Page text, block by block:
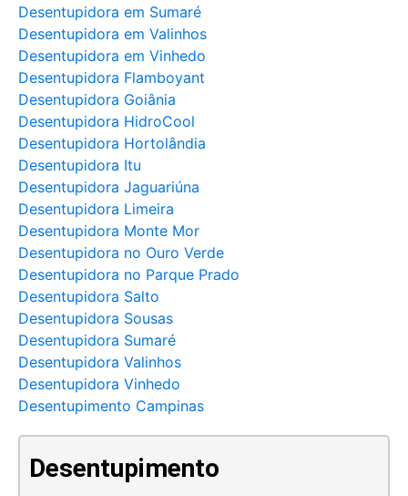
Desentupidora em Sumaré
Desentupidora em Valinhos
Desentupidora em Vinhedo
Desentupidora Flamboyant
Desentupidora Goiânia
Desentupidora HidroCool
Desentupidora Hortolândia
Desentupidora Itu
Desentupidora Jaguariúna
Desentupidora Limeira
Desentupidora Monte Mor
Desentupidora no Ouro Verde
Desentupidora no Parque Prado
Desentupidora Salto
Desentupidora Sousas
Desentupidora Sumaré
Desentupidora Valinhos
Desentupidora Vinhedo
Desentupimento Campinas
Desentupimento